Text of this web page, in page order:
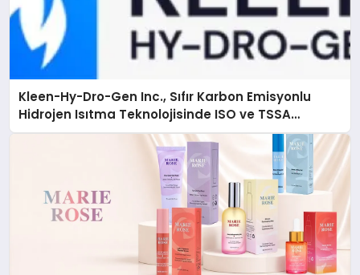
Kleen-Hy-Dro-Gen Inc., Sıfır Karbon Emisyonlu
Hidrojen Isıtma Teknolojisinde ISO ve TSSA
Düzenleyici Onaylarını Aldı